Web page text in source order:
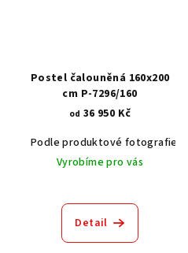
Akát vintage BT1551
Dub světlý
Postel čalouněná 160x200
cm P-7296/160
od 36 950 Kč
Podle produktové fotografie
Vyrobíme pro vás
Detail